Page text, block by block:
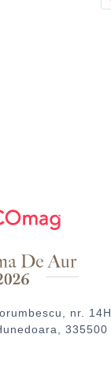
nr. 14H
335500